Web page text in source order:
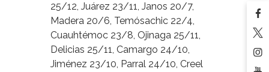
25/12, Juárez 23/11, Janos 20/7,
Madera 20/6, Temósachic 22/4,
Cuauhtémoc 23/8, Ojinaga 25/11,
Delicias 25/11, Camargo 24/10,
Jiménez 23/10, Parral 24/10, Creel